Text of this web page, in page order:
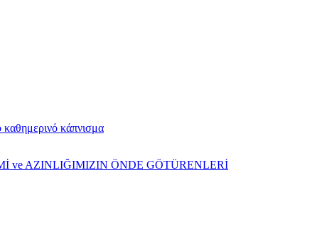
κάπνισμα
ve AZINLIĞIMIZIN ÖNDE GÖTÜRENLERİ